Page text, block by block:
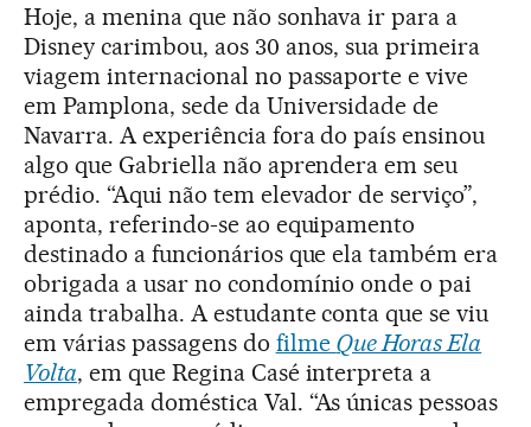
Hoje, a menina que não sonhava ir para a
Disney carimbou, aos 30 anos, sua primeira
viagem internacional no passaporte e vive
em Pamplona, sede da Universidade de
Navarra. A experiência fora do país ensinou
algo que Gabriella não aprendera em seu
prédio. “Aqui não tem elevador de serviço”,
aponta, referindo-se ao equipamento
destinado a funcionários que ela também era
obrigada a usar no condomínio onde o pai
ainda trabalha. A estudante conta que se viu
em várias passagens do filme Que Horas Ela
Volta, em que Regina Casé interpreta a
empregada doméstica Val. “As únicas pessoas